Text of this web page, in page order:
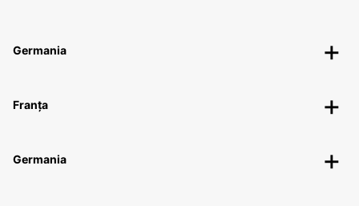
Germania
Franța
Germania